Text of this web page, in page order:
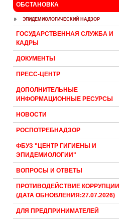
ОБСТАНОВКА
ЭПИДЕМИОЛОГИЧЕСКИЙ НАДЗОР
ГОСУДАРСТВЕННАЯ СЛУЖБА И
КАДРЫ
ДОКУМЕНТЫ
ПРЕСС-ЦЕНТР
ДОПОЛНИТЕЛЬНЫЕ
ИНФОРМАЦИОННЫЕ РЕСУРСЫ
НОВОСТИ
РОСПОТРЕБНАДЗОР
ФБУЗ "ЦЕНТР ГИГИЕНЫ И
ЭПИДЕМИОЛОГИИ"
ВОПРОСЫ И ОТВЕТЫ
ПРОТИВОДЕЙСТВИЕ КОРРУПЦИИ
(ДАТА ОБНОВЛЕНИЯ:27.07.2026)
ДЛЯ ПРЕДПРИНИМАТЕЛЕЙ